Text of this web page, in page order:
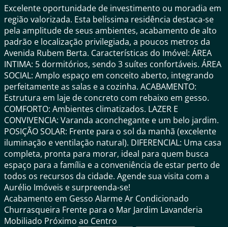
Excelente oportunidade de investimento ou moradia em
região valorizada. Esta belíssima residência destaca-se
pela amplitude de seus ambientes, acabamento de alto
padrão e localização privilegiada, a poucos metros da
Avenida Rubem Berta. Características do Imóvel: ÁREA
INTIMA: 5 dormitórios, sendo 3 suítes confortáveis. ÁREA
SOCIAL: Amplo espaço em conceito aberto, integrando
perfeitamente as salas e a cozinha. ACABAMENTO:
Estrutura em laje de concreto com rebaixo em gesso.
COMFORTO: Ambientes climatizados. LAZER E
CONVIVENCIA: Varanda aconchegante e um belo jardim.
POSIÇÃO SOLAR: Frente para o sol da manhã (excelente
iluminação e ventilação natural). DIFERENCIAL: Uma casa
completa, pronta para morar, ideal para quem busca
espaço para a família e a conveniência de estar perto de
todos os recursos da cidade. Agende sua visita com a
Aurélio Imóveis e surpreenda-se!
Acabamento em Gesso AlarmeAr Condicionado
Churrasqueira Frente para o Mar Jardim Lavanderia
Mobiliado Próximo ao Centro